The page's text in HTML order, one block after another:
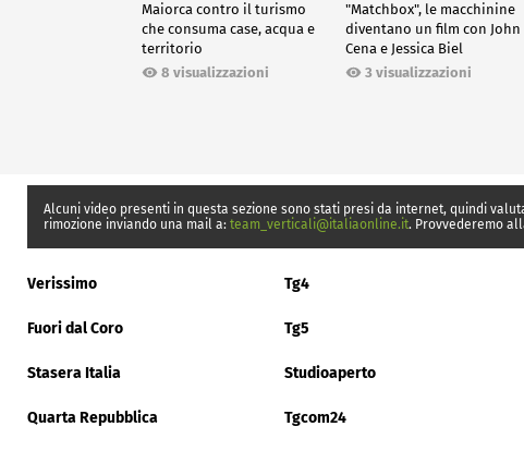
Maiorca contro il turismo
che consuma case, acqua e
territorio
8 visualizzazioni
"Matchbox", le macchinine
diventano un film con John
Cena e Jessica Biel
3 visualizzazioni
Alcuni video presenti in questa sezione sono stati presi da internet, quindi
rimozione inviando una mail a: team_verticali@italiaonline.it. Provvederemo
Verissimo Tg4
Fuori dal Coro Tg5
Stasera Italia Studioaperto
Quarta Repubblica Tgcom24